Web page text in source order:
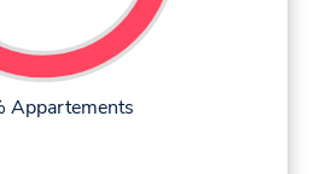
Appartements